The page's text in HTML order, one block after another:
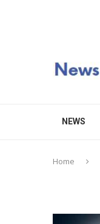
NEWS
Home